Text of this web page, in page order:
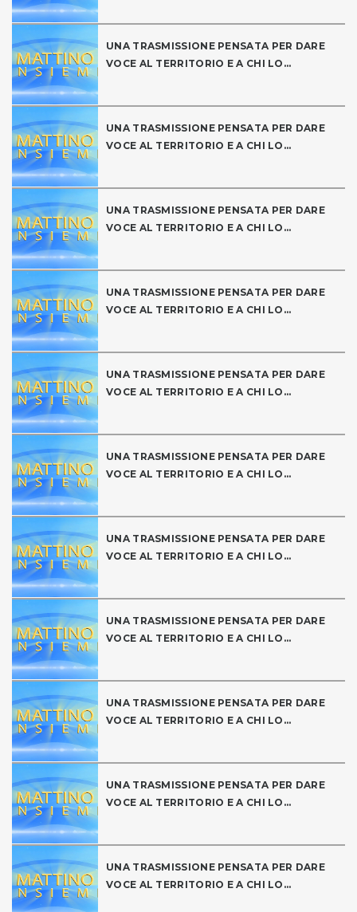
UNA TRASMISSIONE PENSATA PER DARE
VOCE AL TERRITORIO E A CHI LO...
UNA TRASMISSIONE PENSATA PER DARE
VOCE AL TERRITORIO E A CHI LO...
UNA TRASMISSIONE PENSATA PER DARE
VOCE AL TERRITORIO E A CHI LO...
UNA TRASMISSIONE PENSATA PER DARE
VOCE AL TERRITORIO E A CHI LO...
UNA TRASMISSIONE PENSATA PER DARE
VOCE AL TERRITORIO E A CHI LO...
UNA TRASMISSIONE PENSATA PER DARE
VOCE AL TERRITORIO E A CHI LO...
UNA TRASMISSIONE PENSATA PER DARE
VOCE AL TERRITORIO E A CHI LO...
UNA TRASMISSIONE PENSATA PER DARE
VOCE AL TERRITORIO E A CHI LO...
UNA TRASMISSIONE PENSATA PER DARE
VOCE AL TERRITORIO E A CHI LO...
UNA TRASMISSIONE PENSATA PER DARE
VOCE AL TERRITORIO E A CHI LO...
UNA TRASMISSIONE PENSATA PER DARE
VOCE AL TERRITORIO E A CHI LO...